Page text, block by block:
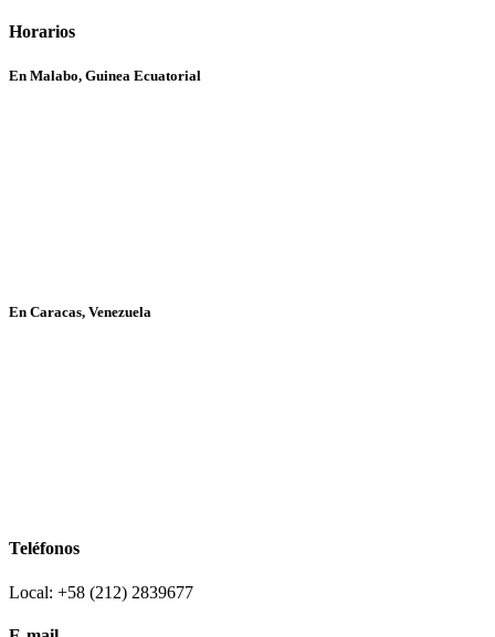
Horarios
En Malabo, Guinea Ecuatorial
En Caracas, Venezuela
Teléfonos
Local: +58 (212) 2839677